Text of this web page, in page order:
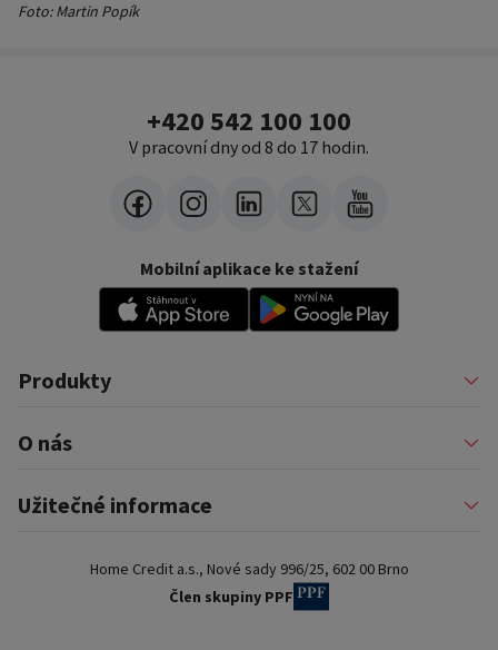
Foto: Martin Popík
+420 542 100 100
V pracovní dny od 8 do 17 hodin.
Mobilní aplikace ke stažení
Produkty
Půjčky
Financování podnikatelů
Nákupy na splátky
Financování auta
O nás
Profil firmy
Pomáháme
Užitečné informace
Poradna a nejčastější dotazy
Dokumenty ke stažení
Home Credit a.s., Nové sady 996/25, 602 00 Brno
Člen skupiny PPF